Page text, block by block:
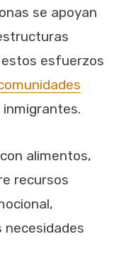
se apoyan
esfuerzos
alimentos,
recursos
necesidades